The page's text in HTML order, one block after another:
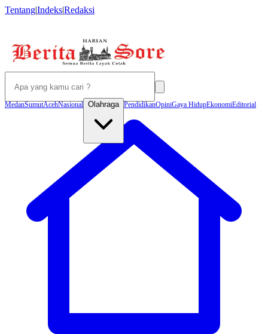
Tentang|Indeks|Redaksi
MedanSumutAcehNasional Olahraga PendidikanOpiniGaya HidupEkonomiEditorial